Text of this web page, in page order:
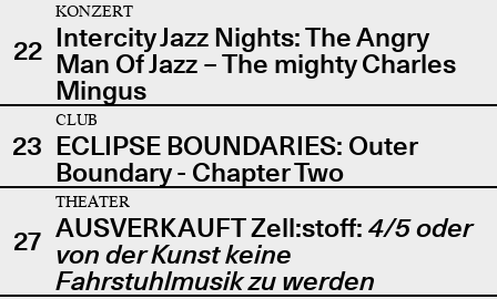
22
KONZERT
Intercity Jazz Nights: The Angry
Man Of Jazz – The mighty Charles
Mingus
23
CLUB
ECLIPSE BOUNDARIES: Outer
Boundary - Chapter Two
27
THEATER
AUSVERKAUFT Zell:stoff: 4/5 oder
von der Kunst keine
Fahrstuhlmusik zu werden